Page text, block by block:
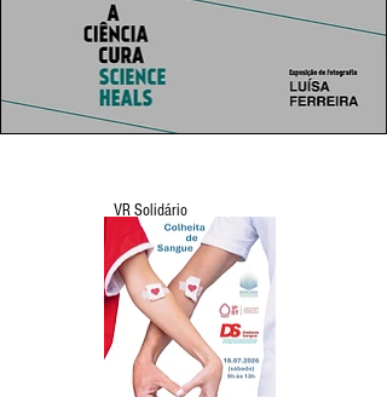
VR Solidário